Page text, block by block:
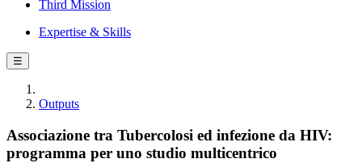
Third Mission
Expertise & Skills
☰
Outputs
Associazione tra Tubercolosi ed infezione da HIV:
programma per uno studio multicentrico